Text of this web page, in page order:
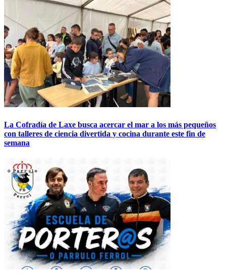
La Cofradía de Laxe busca acercar el mar a los más pequeños
con talleres de ciencia divertida y cocina durante este fin de
semana